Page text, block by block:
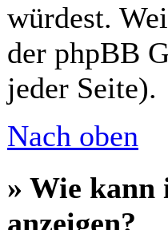
würdest.
der phpBB
jeder Seite).
Nach oben
» Wie kann
anzeigen?